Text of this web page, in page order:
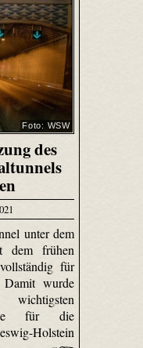
Foto: WSW
des
unter dem
dem frühen
für
Damit wurde
für die
Holstein